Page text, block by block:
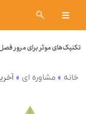
تکنیک‌های موثر برای مرور
خانه » مشاوره ای »